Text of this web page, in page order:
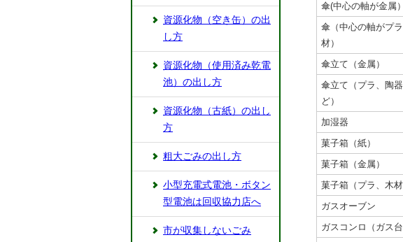
傘(中心の軸が金属）
傘（中心の軸がプ
材）
傘立て（金属）
傘立て（プラ、陶
ど）
加湿器
菓子箱（紙）
菓子箱（金属）
菓子箱（プラ、木材
ガスオーブン
ガスコンロ（ガス台
資源化物（空き缶）の出
し方
資源化物（使用済み乾電
池）の出し方
資源化物（古紙）の出し
方
粗大ごみの出し方
小型充電式電池・ボタン
型電池は回収協力店へ
市が収集しないごみ